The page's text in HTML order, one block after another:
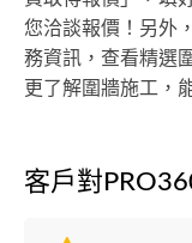
創造理想家庭環
您洽談報價！另外
務資訊，查看精選
更了解圍牆施工，
客戶對